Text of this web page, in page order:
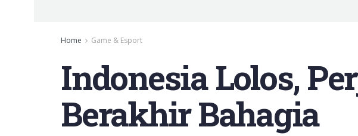
Home Game & Esport
Indonesia Lolos,
Berakhir Bahagia